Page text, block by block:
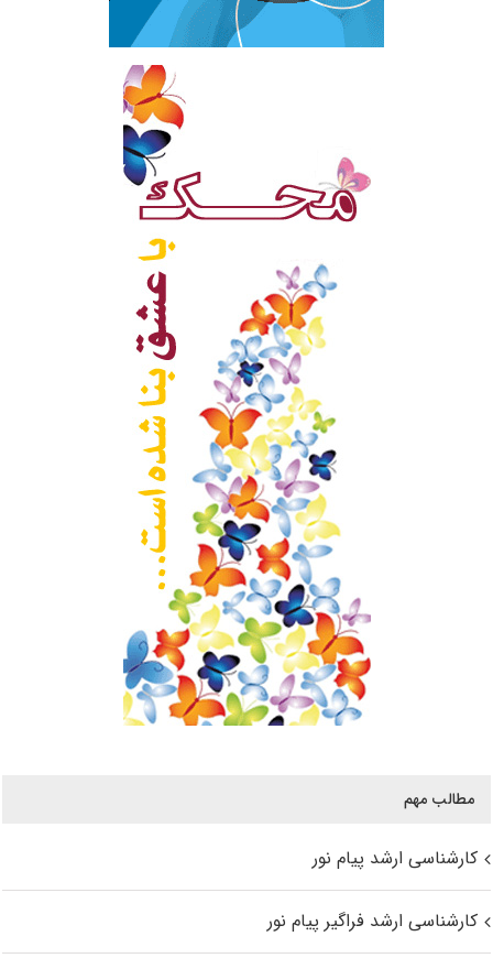
مطالب مهم
کارشناسی ارشد پیام نور
کارشناسی ارشد فراگیر پیام نور